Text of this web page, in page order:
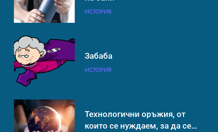
борим с глобалното
ИСТОРИЯ
Човешкият мозък –
ИСТОРИЯ
Забаба
ИСТОРИЯ
Технологични оръжия, от
които се нуждаем, за да се